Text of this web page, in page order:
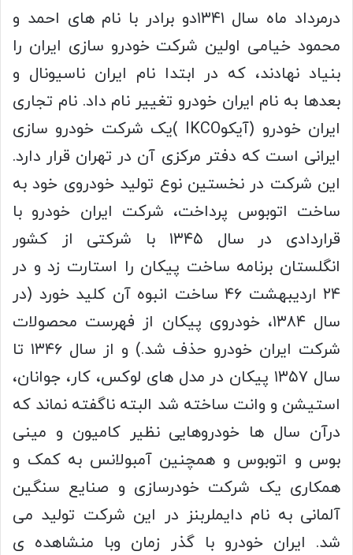
درمرداد ماه سال ۱۳۴۱دو برادر با نام های احمد و
محمود خیامی اولین شرکت خودرو سازی ایران را
بنیاد نهادند، که در ابتدا نام ایران ناسیونال و
بعدها به نام ایران خودرو تغییر نام داد. نام تجاری
ایران خودرو (آیکوIKCO )یک شرکت خودرو سازی
ایرانی است که دفتر مرکزی آن در تهران قرار دارد.
این شرکت در نخستین نوع تولید خودروی خود به
ساخت اتوبوس پرداخت، شرکت ایران خودرو با
قراردادی در سال ۱۳۴۵ با شرکتی از کشور
انگلستان برنامه ساخت پیکان را استارت زد و در
۲۴ اردیبهشت ۴۶ ساخت انبوه آن کلید خورد (در
سال ۱۳۸۴، خودروی پیکان از فهرست محصولات
شرکت ایران خودرو حذف شد.) و از سال ۱۳۴۶ تا
سال ۱۳۵۷ پیکان در مدل های لوکس، کار، جوانان،
استیشن و وانت ساخته شد البته ناگفته نماند که
درآن سال ها خودروهایی نظیر کامیون و مینی
بوس و اتوبوس و همچنین آمبولانس به کمک و
همکاری یک شرکت خودرسازی و صنایع سنگین
آلمانی به نام دایملربنز در این شرکت تولید می
شد. ایران خودرو با گذر زمان وبا منشاهده ی